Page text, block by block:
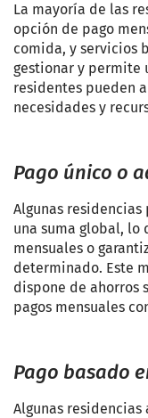
La mayoría de las
opción de pago
comida, y servicios
gestionar y permite
residentes pueden
necesidades y
Pago único o
Algunas
una suma global, lo
mensuales o
determinado. Este
dispone de ahorros
pagos mensuales
Pago basado
Algunas residencias